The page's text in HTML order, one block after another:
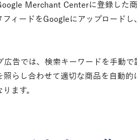
Merchant Centerに登録した
フィードをGoogleにアップロード
広告では、検索キーワードを手動
らし合わせて適切な商品を自動
ます。